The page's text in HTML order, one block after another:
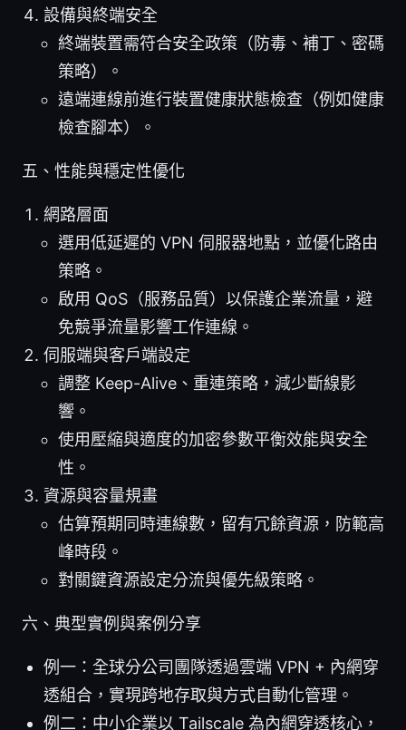
設備與終端安全
終端裝置需符合安全政策（防毒、補丁、密碼
策略）。
遠端連線前進行裝置健康狀態檢查（例如健康
檢查腳本）。
五、性能與穩定性優化
網路層面
選用低延遲的 VPN 伺服器地點，並優化路由
策略。
啟用 QoS（服務品質）以保護企業流量，避
免競爭流量影響工作連線。
伺服端與客戶端設定
調整 Keep-Alive、重連策略，減少斷線影
響。
使用壓縮與適度的加密參數平衡效能與安全
性。
資源與容量規畫
估算預期同時連線數，留有冗餘資源，防範高
峰時段。
對關鍵資源設定分流與優先級策略。
六、典型實例與案例分享
例一：全球分公司團隊透過雲端 VPN + 內網穿
透組合，實現跨地存取與方式自動化管理。
例二：中小企業以 Tailscale 為內網穿透核心，